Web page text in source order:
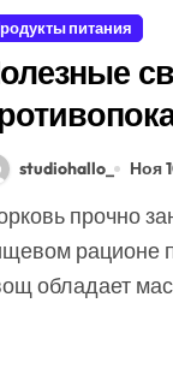
питания
studiohallo_ Ноя
рационе
обладает